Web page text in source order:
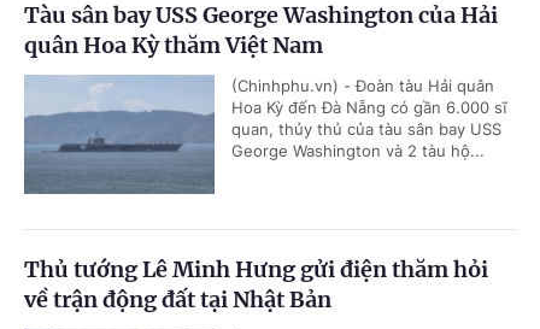
Tàu sân bay USS George Washington của Hải
quân Hoa Kỳ thăm Việt Nam
(Chinhphu.vn) - Đoàn tàu Hải quân
Hoa Kỳ đến Đà Nẵng có gần 6.000 sĩ
quan, thủy thủ của tàu sân bay USS
George Washington và 2 tàu hộ...
Thủ tướng Lê Minh Hưng gửi điện thăm hỏi
về trận động đất tại Nhật Bản